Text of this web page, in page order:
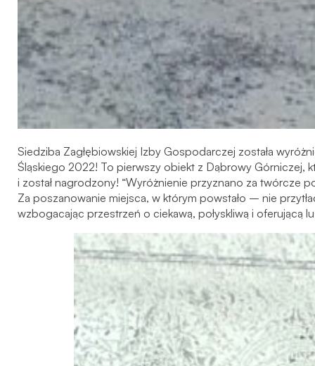
Siedziba Zagłębiowskiej Izby Gospodarczej została
Śląskiego 2022! To pierwszy obiekt z Dąbrowy Górniczej,
i został nagrodzony! “Wyróżnienie przyznano za twórcze
Za poszanowanie miejsca, w którym powstało – nie
wzbogacając przestrzeń o ciekawą, połyskliwą i oferującą